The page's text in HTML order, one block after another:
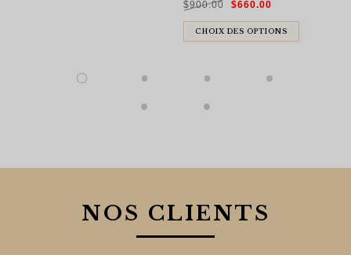
$900.00 prix
était :
$900.00.
$660.00
est :
$660.00.
CHOIX DES OPTIONS
NOS CLIENTS